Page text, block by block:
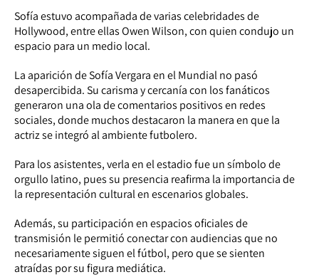
Sofía estuvo acompañada de varias celebridades de
Hollywood, entre ellas Owen Wilson, con quien condujo un
espacio para un medio local.
La aparición de Sofía Vergara en el Mundial no pasó
desapercibida. Su carisma y cercanía con los fanáticos
generaron una ola de comentarios positivos en redes
sociales, donde muchos destacaron la manera en que la
actriz se integró al ambiente futbolero.
Para los asistentes, verla en el estadio fue un símbolo de
orgullo latino, pues su presencia reafirma la importancia de
la representación cultural en escenarios globales.
Además, su participación en espacios oficiales de
transmisión le permitió conectar con audiencias que no
necesariamente siguen el fútbol, pero que se sienten
atraídas por su figura mediática.